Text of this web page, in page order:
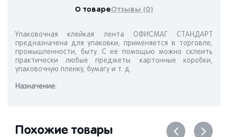
О товареОтзывы (0)
Упаковочная клейкая лента ОФИСМАГ СТАНДАРТ
предназначена для упаковки, применяется в торговле,
промышленности, быту. С ее помощью можно склеить
практически любые предметы: картонные коробки,
упаковочную пленку, бумагу и т. д.
Назначениe:
Похожие товары